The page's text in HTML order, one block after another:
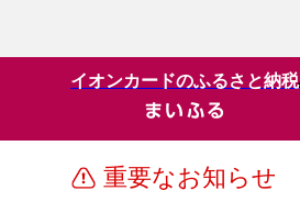
イオンカードのふるさと納税
重要なお知らせ